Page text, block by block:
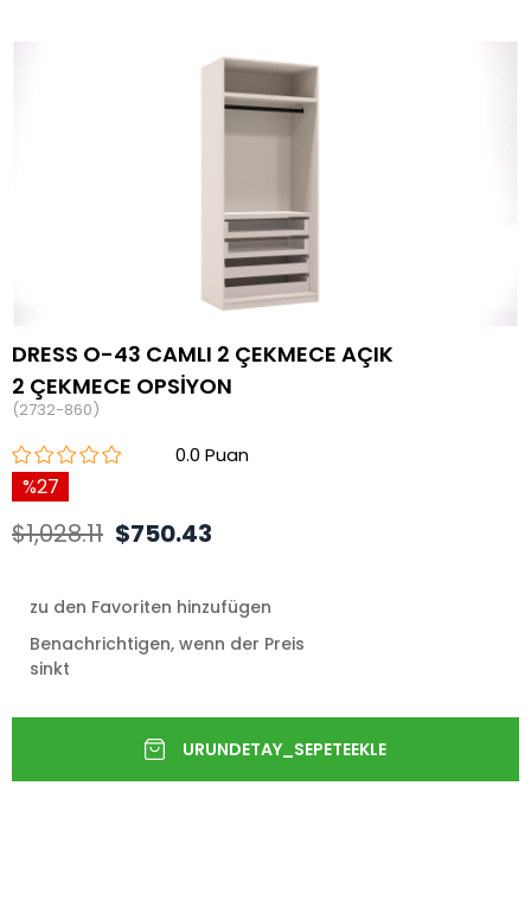
DRESS O-43 CAMLI 2 ÇEKMECE AÇIK
2 ÇEKMECE OPSİYON
(2732-860)
0.0
27
$1,028.11 $750.43
zu den Favoriten hinzufügen
Benachrichtigen, wenn der Preis
sinkt